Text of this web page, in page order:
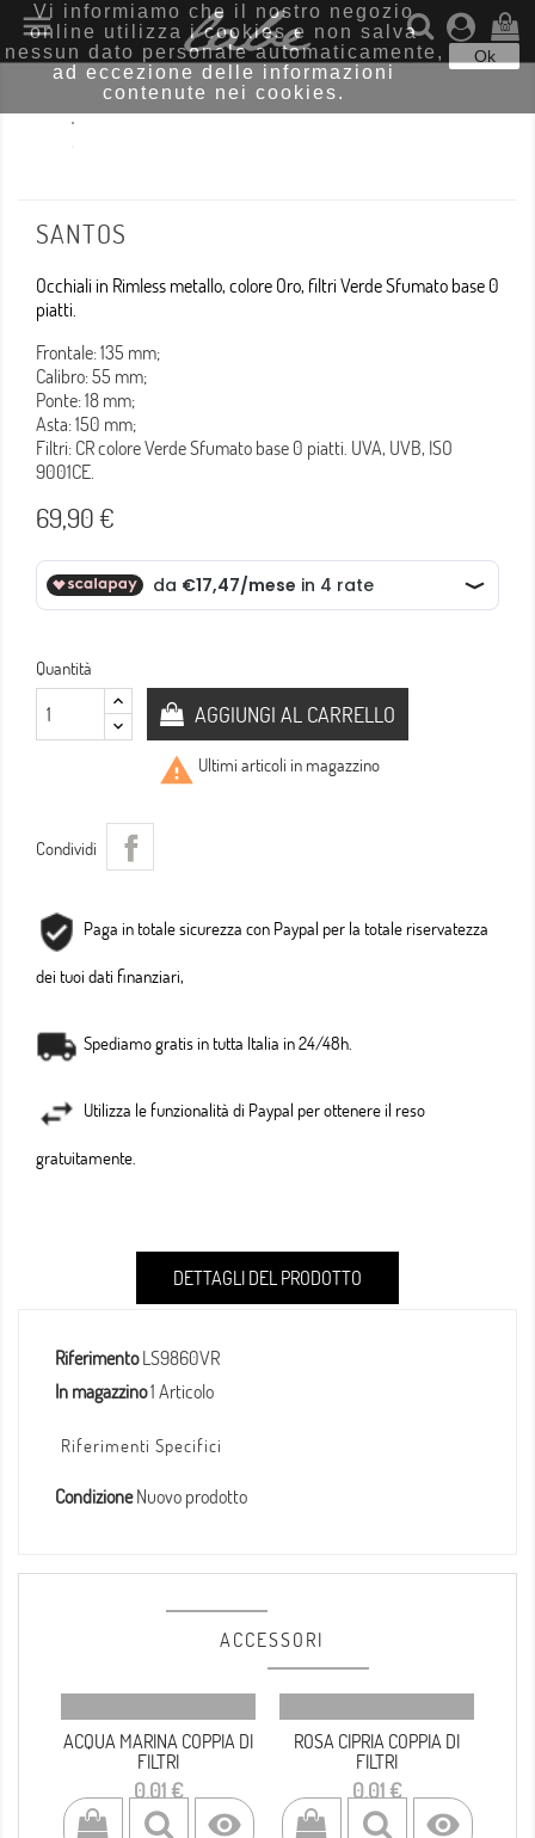
 (0)
SANTOS
Occhiali in Rimless metallo, colore Oro, filtri Verde Sfumato base 0
piatti.
Frontale: 135 mm;
Calibro: 55 mm;
Ponte: 18 mm;
Asta: 150 mm;
Filtri: CR colore Verde Sfumato base 0 piatti. UVA, UVB, ISO
9001CE.
69,90 €
Quantità
AGGIUNGI AL CARRELLO
 Ultimi articoli in magazzino
Condividi
Paga in totale sicurezza con Paypal per la totale riservatezza
dei tuoi dati finanziari,
Spediamo gratis in tutta Italia in 24/48h.
Utilizza le funzionalità di Paypal per ottenere il reso
gratuitamente.
DETTAGLI DEL PRODOTTO
Riferimento LS9860VR
In magazzino1 Articolo
Riferimenti Specifici
Condizione Nuovo prodotto
ACCESSORI
ACQUA MARINA COPPIA DI
FILTRI
Prezzo
0,01 €

ROSA CIPRIA COPPIA DI
FILTRI
Prezzo
0,01 €

Vi informiamo che il nostro negozio
online utilizza i cookies e non salva
nessun dato personale automaticamente,
ad eccezione delle informazioni
contenute nei cookies.
Ok